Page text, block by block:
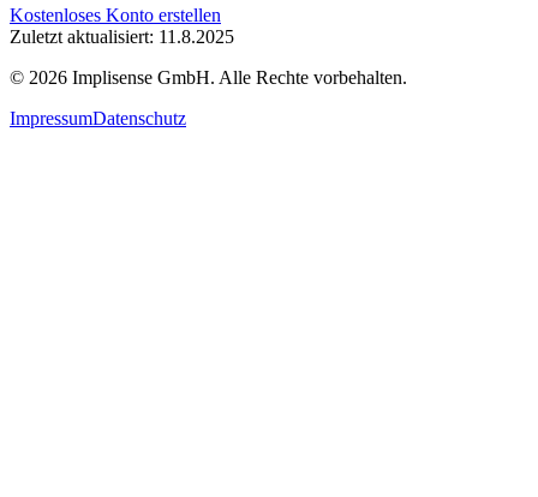
Kostenloses Konto erstellen
Zuletzt aktualisiert: 11.8.2025
© 2026 Implisense GmbH. Alle Rechte vorbehalten.
ImpressumDatenschutz